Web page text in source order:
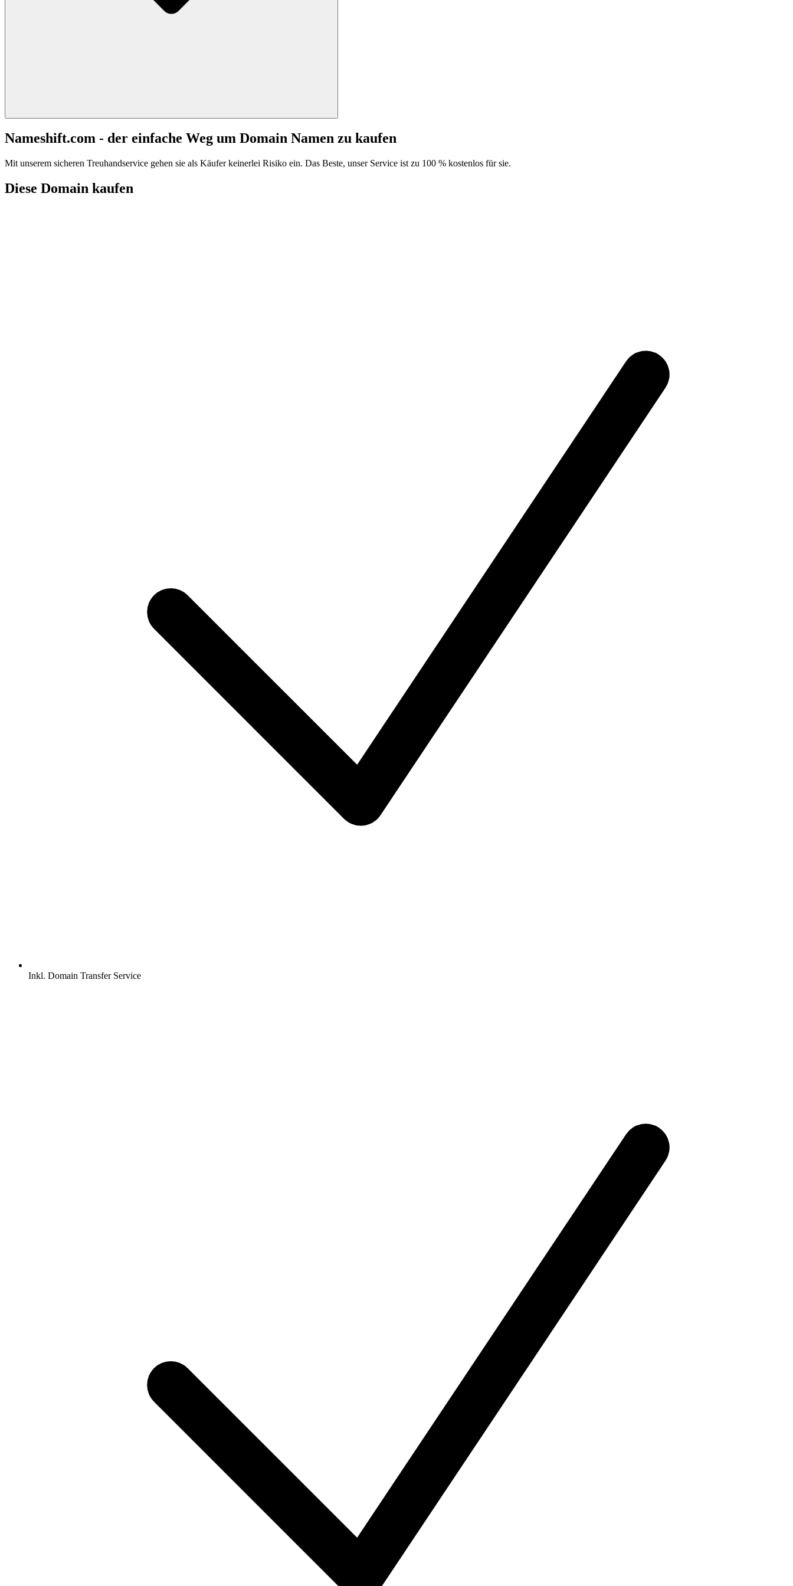
Nameshift.com - der einfache Weg um Domain Namen zu kaufen
Mit unserem sicheren Treuhandservice gehen sie als Käufer keinerlei Risiko ein. Das Beste, unser Service ist zu 100 % kostenlos für sie.
Diese Domain kaufen
Inkl. Domain Transfer Service